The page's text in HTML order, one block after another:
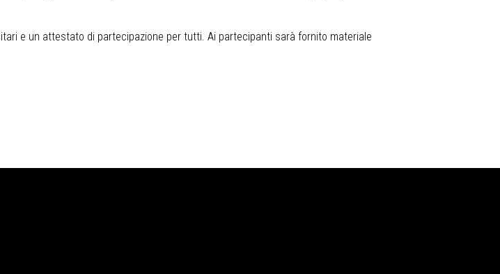
e un attestato di partecipazione per tutti. Ai partecipanti sarà fornito materiale